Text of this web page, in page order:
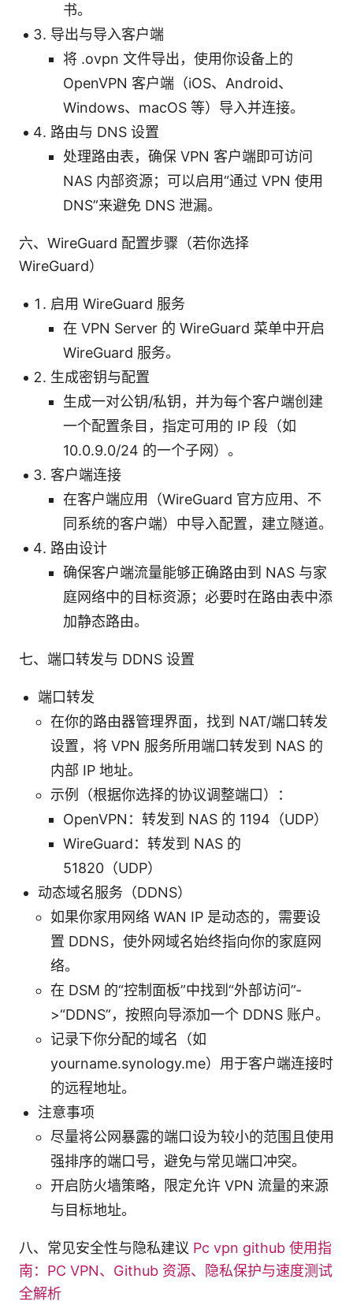
书。
导出与导入客户端
将 .ovpn 文件导出，使用你设备上的
OpenVPN 客户端（iOS、Android、
Windows、macOS 等）导入并连接。
路由与 DNS 设置
处理路由表，确保 VPN 客户端即可访问
NAS 内部资源；可以启用“通过 VPN 使用
DNS”来避免 DNS 泄漏。
六、WireGuard 配置步骤（若你选择
WireGuard）
启用 WireGuard 服务
在 VPN Server 的 WireGuard 菜单中开启
WireGuard 服务。
生成密钥与配置
生成一对公钥/私钥，并为每个客户端创建
一个配置条目，指定可用的 IP 段（如
10.0.9.0/24 的一个子网）。
客户端连接
在客户端应用（WireGuard 官方应用、不
同系统的客户端）中导入配置，建立隧道。
路由设计
确保客户端流量能够正确路由到 NAS 与家
庭网络中的目标资源；必要时在路由表中添
加静态路由。
七、端口转发与 DDNS 设置
端口转发
在你的路由器管理界面，找到 NAT/端口转发
设置，将 VPN 服务所用端口转发到 NAS 的
内部 IP 地址。
示例（根据你选择的协议调整端口）：
OpenVPN：转发到 NAS 的 1194（UDP）
WireGuard：转发到 NAS 的
51820（UDP）
动态域名服务（DDNS）
如果你家用网络 WAN IP 是动态的，需要设
置 DDNS，使外网域名始终指向你的家庭网
络。
在 DSM 的“控制面板”中找到“外部访问”-
>“DDNS”，按照向导添加一个 DDNS 账户。
记录下你分配的域名（如
yourname.synology.me）用于客户端连接时
的远程地址。
注意事项
尽量将公网暴露的端口设为较小的范围且使用
强排序的端口号，避免与常见端口冲突。
开启防火墙策略，限定允许 VPN 流量的来源
与目标地址。
八、常见安全性与隐私建议 Pc vpn github 使用指
南：PC VPN、Github 资源、隐私保护与速度测试
全解析